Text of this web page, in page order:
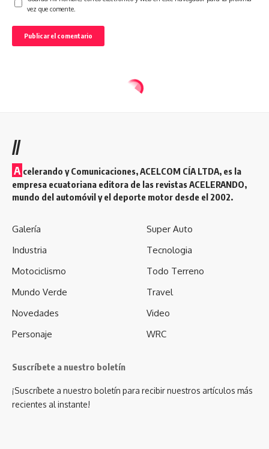
vez que comente.
//
A celerando y Comunicaciones, ACELCOM CÍA LTDA, es la
empresa ecuatoriana editora de las revistas ACELERANDO,
mundo del automóvil y el deporte motor desde el 2002.
Galería
Industria
Motociclismo
Mundo Verde
Novedades
Personaje
Super Auto
Tecnologia
Todo Terreno
Travel
Video
WRC
Suscríbete a nuestro boletín
¡Suscríbete a nuestro boletín para recibir nuestros artículos más
recientes al instante!